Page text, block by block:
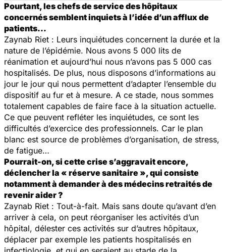
Pourtant, les chefs de service des hôpitaux
concernés semblent inquiets à l’idée d’un afflux de
patients…
Zaynab Riet : Leurs inquiétudes concernent la durée et la
nature de l’épidémie. Nous avons 5 000 lits de
réanimation et aujourd’hui nous n’avons pas 5 000 cas
hospitalisés. De plus, nous disposons d’informations au
jour le jour qui nous permettent d’adapter l’ensemble du
dispositif au fur et à mesure. A ce stade, nous sommes
totalement capables de faire face à la situation actuelle.
Ce que peuvent refléter les inquiétudes, ce sont les
difficultés d’exercice des professionnels. Car le plan
blanc est source de problèmes d’organisation, de stress,
de fatigue…
Pourrait-on, si cette crise s’aggravait encore,
déclencher la « réserve sanitaire », qui consiste
notamment à demander à des médecins retraités de
revenir aider ?
Zaynab Riet : Tout-à-fait. Mais sans doute qu’avant d’en
arriver à cela, on peut réorganiser les activités d’un
hôpital, délester ces activités sur d’autres hôpitaux,
déplacer par exemple les patients hospitalisés en